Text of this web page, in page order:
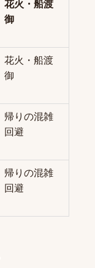
花火・船渡
御
花火・船渡
御
帰りの混雑
回避
帰りの混雑
回避